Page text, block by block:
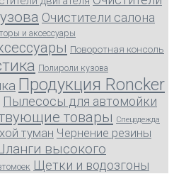
Очистители салона
и аксессуары
Поворотная консоль
Полироли кузова
Продукция Roncker
Пылесосы для автомойки
товары Спецодежда
туман Чернение резины
высокого
Щетки и водозгоны